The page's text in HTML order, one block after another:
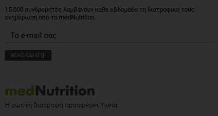
15.000 συνδρομητές λαμβάνουν κάθε εβδομάδα τη διατροφική τους
ενημέρωση από το medNutrition.
Η σωστή διατροφή προσφέρει Υγεία